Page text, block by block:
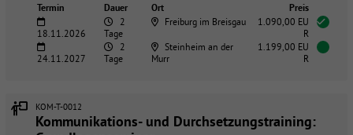
Termin Dauer Ort Preis
18.11.2026
2
Tage
Freiburg im Breisgau
1.090,00 EU
R
24.11.2027
2
Tage
Steinheim an der
Murr
1.199,00 EU
R
KOM-T-0012
Kommunikations- und Durchsetzungstraining: